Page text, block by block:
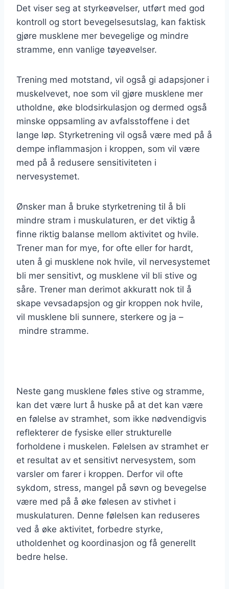
Det viser seg at styrkeøvelser, utført med god
kontroll og stort bevegelsesutslag, kan faktisk
gjøre musklene mer bevegelige og mindre
stramme, enn vanlige tøyeøvelser.
Trening med motstand, vil også gi adapsjoner i
muskelvevet, noe som vil gjøre musklene mer
utholdne, øke blodsirkulasjon og dermed også
minske oppsamling av avfalsstoffene i det
lange løp. Styrketrening vil også være med på å
dempe inflammasjon i kroppen, som vil være
med på å redusere sensitiviteten i
nervesystemet.
Ønsker man å bruke styrketrening til å bli
mindre stram i muskulaturen, er det viktig å
finne riktig balanse mellom aktivitet og hvile.
Trener man for mye, for ofte eller for hardt,
uten å gi musklene nok hvile, vil nervesystemet
bli mer sensitivt, og musklene vil bli stive og
såre. Trener man derimot akkuratt nok til å
skape vevsadapsjon og gir kroppen nok hvile,
vil musklene bli sunnere, sterkere og ja –
mindre stramme.
Neste gang musklene føles stive og stramme,
kan det være lurt å huske på at det kan være
en følelse av stramhet, som ikke nødvendigvis
reflekterer de fysiske eller strukturelle
forholdene i muskelen. Følelsen av stramhet er
et resultat av et sensitivt nervesystem, som
varsler om farer i kroppen. Derfor vil ofte
sykdom, stress, mangel på søvn og bevegelse
være med på å øke følesen av stivhet i
muskulaturen. Denne følelsen kan reduseres
ved å øke aktivitet, forbedre styrke,
utholdenhet og koordinasjon og få generellt
bedre helse.